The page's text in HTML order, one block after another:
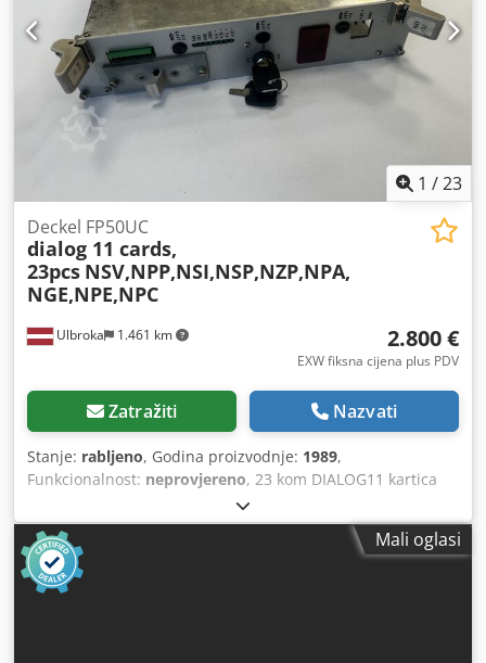
1 /23
Ulbroka 1.461 km
Deckel FP50UC
dialog 11 cards,
23pcs NSV,NPP,NSI,NSP,NZP,NPA,
NGE,NPE,NPC
2.800 €
EXW fiksna cijena plus PDV
Zatražiti Nazvati
Stanje: rabljeno, Godina proizvodnje: 1989,
Funkcionalnost: neprovjereno, 23 kom DIALOG11 kartica
Vrste i količina za svaku vrstu: NGE01 - 2 kom NPE01 - 4
kom NPC01 - 1 kom NPA01 - 4 kom NZP02 - 4 kom NRP02 -
1 kom NSP02 - 1 kom NSI02 - 2 kom Csdpfowyudqex Af
Reha NPP04 - 2 kom NSV02 - 2 kom
Mali oglasi